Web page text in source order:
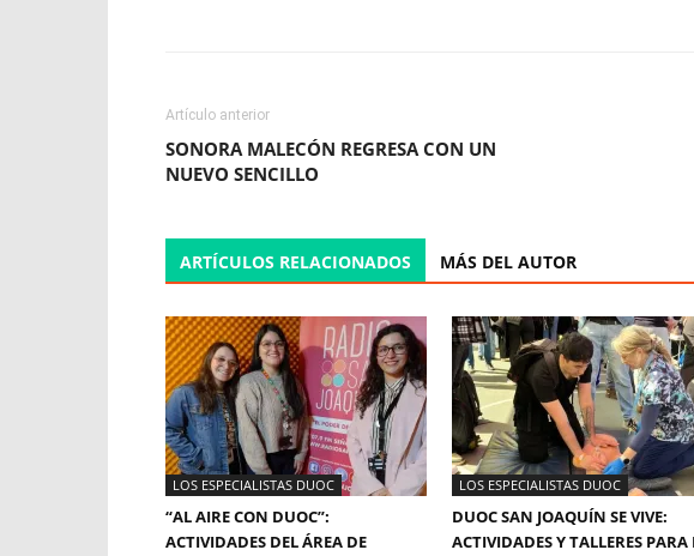
Artículo anterior
SONORA MALECÓN REGRESA CON UN
NUEVO SENCILLO
ARTÍCULOS RELACIONADOS MÁS DEL AUTOR
LOS ESPECIALISTAS DUOC
“AL AIRE CON DUOC”:
ACTIVIDADES DEL ÁREA DE
LOS ESPECIALISTAS DUOC
DUOC SAN JOAQUÍN SE VIVE:
ACTIVIDADES Y TALLERES PARA